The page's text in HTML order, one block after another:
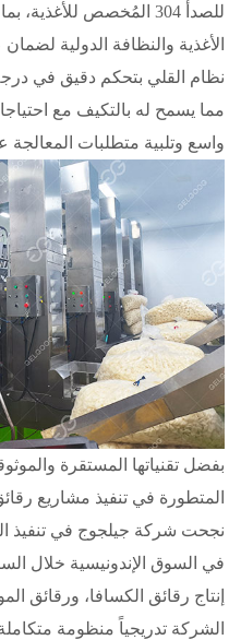
للصدأ 304 المُخصص
الأغذية والنظافة الدولية
نظام القلي بتحكم دقيق في
مما يسمح له بالتكيف مع
واسع وتلبية متطلبات المعالجة
بفضل تقنياتها المستقرة
المتطورة في تنفيذ مشاريع
نجحت شركة جيلجوج في تنفيذ
في السوق الإندونيسية خلال
إنتاج رقائق الكسافا، ورقائق
الشركة تدريجياً منظومة